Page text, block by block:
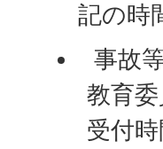
記の時
事故
教育
受付